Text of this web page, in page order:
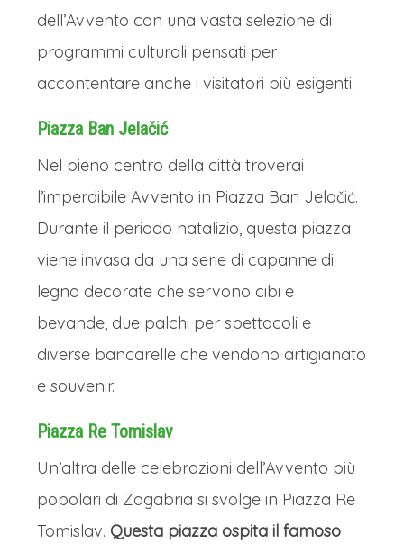
dell’Avvento con una vasta selezione di
programmi culturali pensati per
accontentare anche i visitatori più esigenti.
Piazza Ban Jelačić
Nel pieno centro della città troverai
l’imperdibile Avvento in Piazza Ban Jelačić.
Durante il periodo natalizio, questa piazza
viene invasa da una serie di capanne di
legno decorate che servono cibi e
bevande, due palchi per spettacoli e
diverse bancarelle che vendono artigianato
e souvenir.
Piazza Re Tomislav
Un’altra delle celebrazioni dell’Avvento più
popolari di Zagabria si svolge in Piazza Re
Tomislav. Questa piazza ospita il famoso